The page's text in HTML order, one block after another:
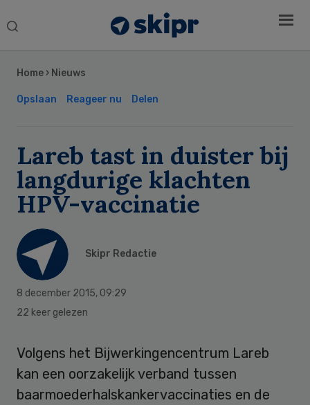
Search
Home › Nieuws
Opslaan Reageer nu Delen
Lareb tast in duister bij
langdurige klachten
HPV-vaccinatie
Skipr Redactie
8 december 2015, 09:29
22 keer gelezen
Volgens het Bijwerkingencentrum Lareb
kan een oorzakelijk verband tussen
baarmoederhalskankervaccinaties en de
Sidebar